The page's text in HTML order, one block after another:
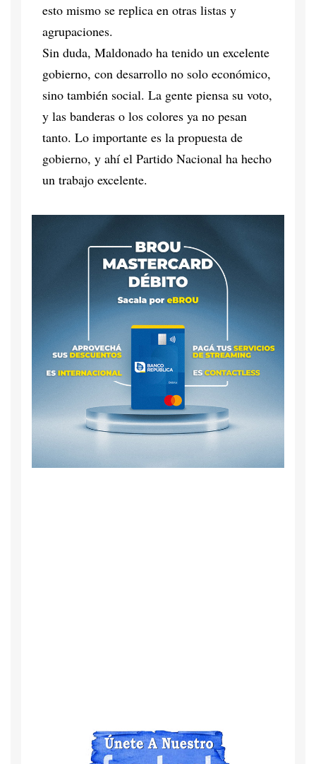
esto mismo se replica en otras listas y
agrupaciones.
Sin duda, Maldonado ha tenido un excelente
gobierno, con desarrollo no solo económico,
sino también social. La gente piensa su voto,
y las banderas o los colores ya no pesan
tanto. Lo importante es la propuesta de
gobierno, y ahí el Partido Nacional ha hecho
un trabajo excelente.